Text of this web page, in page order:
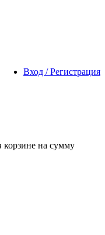
Вход / Регистрация
корзине на сумму